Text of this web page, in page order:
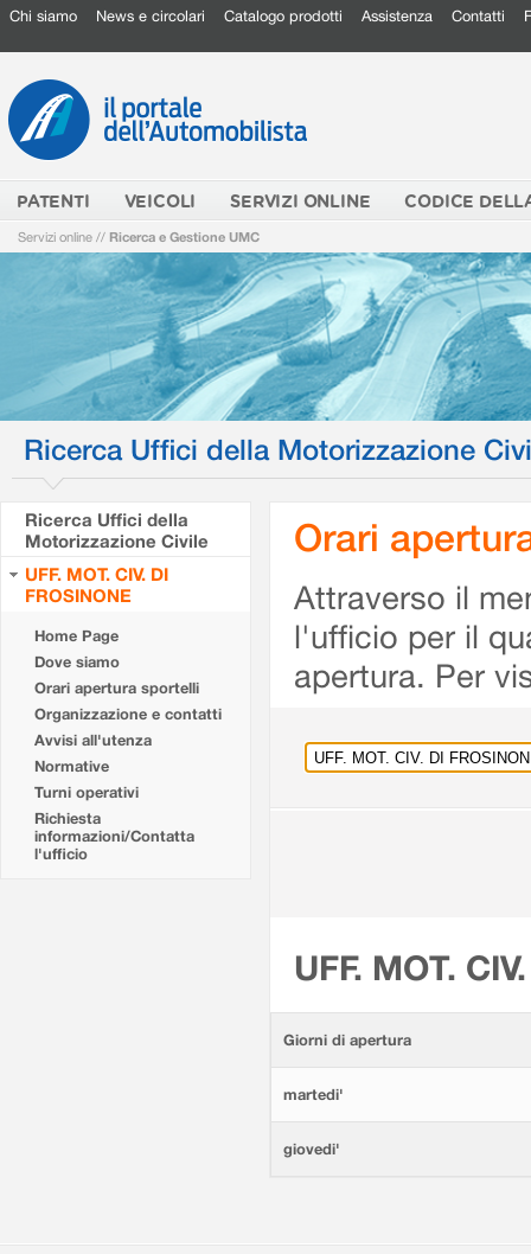
Chi siamo News e circolari Catalogo prodotti Assistenza Contatti
PATENTI VEICOLI SERVIZI ONLINE CODICE
Servizi online // Ricerca e Gestione UMC
Ricerca Uffici della Motorizzazione
Ricerca Uffici della
Motorizzazione Civile
UFF. MOT. CIV. DI
FROSINONE
Home Page
Dove siamo
Orari apertura sportelli
Organizzazione e contatti
Avvisi all'utenza
Normative
Turni operativi
Richiesta
informazioni/Contatta
l'ufficio
Orari
Attraverso il
l'ufficio per il
apertura. Per
UFF. MOT.
Giorni di apertura
martedi'
giovedi'